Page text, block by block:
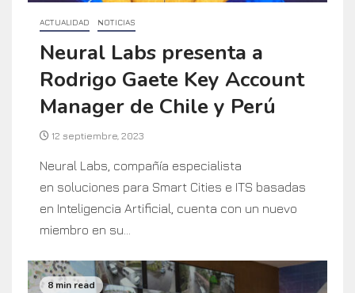
ACTUALIDAD NOTICIAS
Neural Labs presenta a
Rodrigo Gaete Key Account
Manager de Chile y Perú
12 septiembre, 2023
Neural Labs, compañía especialista
en soluciones para Smart Cities e ITS basadas
en Inteligencia Artificial, cuenta con un nuevo
miembro en su...
8 min read